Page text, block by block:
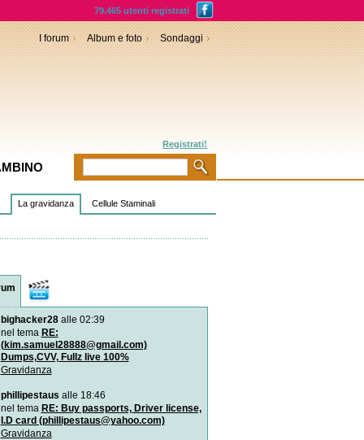
79.465 utenti registrati
La gravidanza Cellule Staminali
bighacker28alle 02:39
nel tema RE:
(kim.samuel28888@gmail.com)
Dumps,CVV, Fullz live 100%
Gravidanza
phillipestaus alle 18:46
nel tema RE: Buy passports, Driver license,
I.D card (phillipestaus@yahoo.com)
Gravidanza
I forum Album e foto Sondaggi
Registrati!